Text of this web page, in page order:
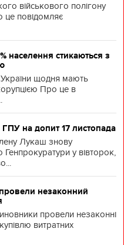
військового полігону
це повідомляє
населення стикаються з
щодня мають
Про це в
на допит 17 листопада
Лукаш знову
у вівторок,
незаконний
провели незаконні
витратних